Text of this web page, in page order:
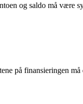
og saldo må være
på finansieringen